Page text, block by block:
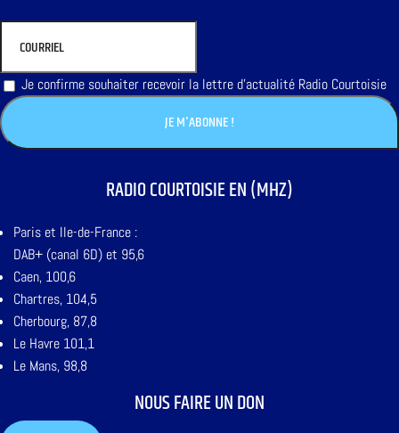
Je confirme souhaiter recevoir la lettre d'actualité Radio Courtoisie
RADIO COURTOISIE EN (MHZ)
Paris et Ile-de-France :
DAB+ (canal 6D) et 95,6
Caen, 100,6
Chartres, 104,5
Cherbourg, 87,8
Le Havre 101,1
Le Mans, 98,8
NOUS FAIRE UN DON